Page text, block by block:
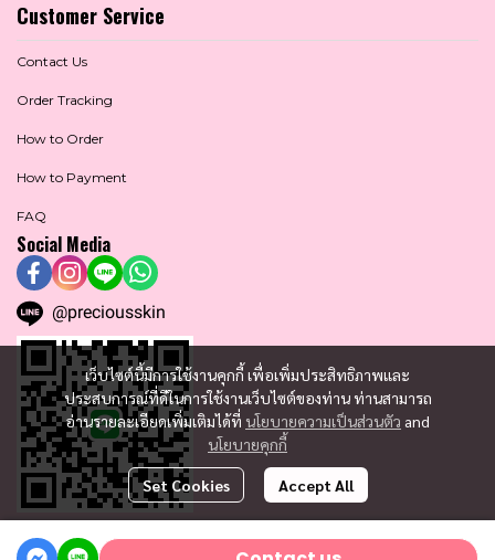
เว็บไซต์นี้มีการใช้งานคุกกี้ เพื่อเพิ่มประสิทธิภาพและ
ประสบการณ์ที่ดีในการใช้งานเว็บไซต์ของท่าน ท่านสามารถ
อ่านรายละเอียดเพิ่มเติมได้ที่ นโยบายความเป็นส่วนตัว and
นโยบายคุกกี้
Set Cookies Accept All
Customer Service
Contact Us
Order Tracking
How to Order
How to Payment
FAQ
Social Media
@preciousskin